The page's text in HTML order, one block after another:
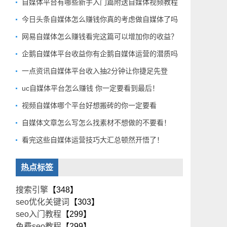
自媒体平台有哪些新手入门篇附送自媒体视频教程
今日头条自媒体怎么赚钱你真的考虑做自媒体了吗
网易自媒体怎么赚钱看完这篇可以增加你的收益？
企鹅自媒体平台收益你有企鹅自媒体运营的潜质吗
一点资讯自媒体平台收入抽2分钟让你捷足先登
uc自媒体平台怎么赚钱 你一定要看到最后！
视频自媒体哪个平台好想搬砖的你一定要看
自媒体文章怎么写怎么找素材不想做的不要看！
看完这些自媒体运营技巧大汇总顿然开悟了！
热点标签
搜索引擎 【348】
seo优化关键词
【303】
seo入门教程 【299】